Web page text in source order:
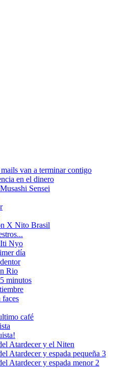
van a terminar contigo
en el dinero
Sensei
X Nito Brasil
Nyo
día
Rio
minutos
café
Atardecer y el Niten
Atardecer y espada pequeña 3
Atardecer y espada menor 2